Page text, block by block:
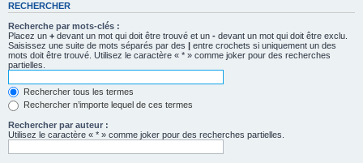
RECHERCHER
Recherche par mots-clés :
Placez un + devant un mot qui doit être trouvé et un - devant un mot qui doit être exclu.
Saisissez une suite de mots séparés par des | entre crochets si uniquement un des
mots doit être trouvé. Utilisez le caractère « * » comme joker pour des recherches
partielles.
Rechercher tous les termes
Rechercher n’importe lequel de ces termes
Rechercher par auteur :
Utilisez le caractère « * » comme joker pour des recherches partielles.